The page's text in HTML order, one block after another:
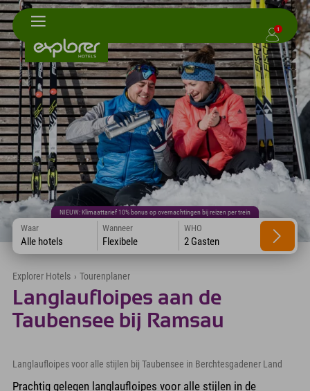
1
NIEUW: Klimaattarief 10% bonus op overnachtingen bij reizen per trein
Waar
Alle hotels
Wanneer
Flexibele
WHO
2 Gasten
Explorer Hotels › Tourenplaner
Langlaufloipes aan de
Taubensee bij Ramsau
Langlaufloipes voor alle stijlen bij Taubensee in Berchtesgadener Land
Prachtig gelegen langlaufloipes voor alle stijlen in de